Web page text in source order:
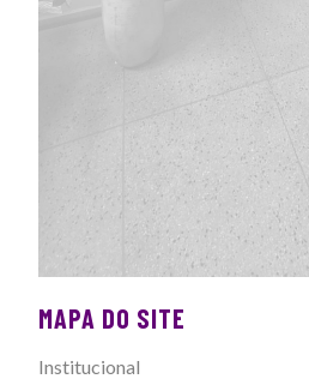
MAPA DO SITE
Institucional